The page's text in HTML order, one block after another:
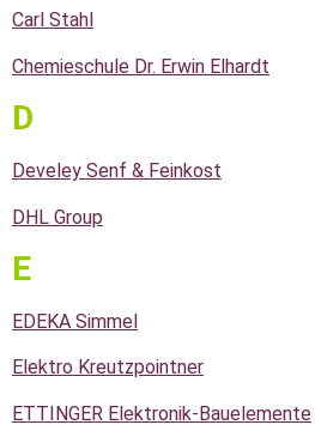
Carl Stahl
Chemieschule Dr. Erwin Elhardt
D
Develey Senf & Feinkost
DHL Group
E
EDEKA Simmel
Elektro Kreutzpointner
ETTINGER Elektronik-Bauelemente